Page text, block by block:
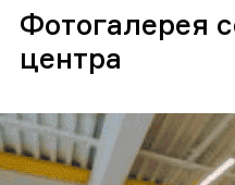
Фотогалерея
центра